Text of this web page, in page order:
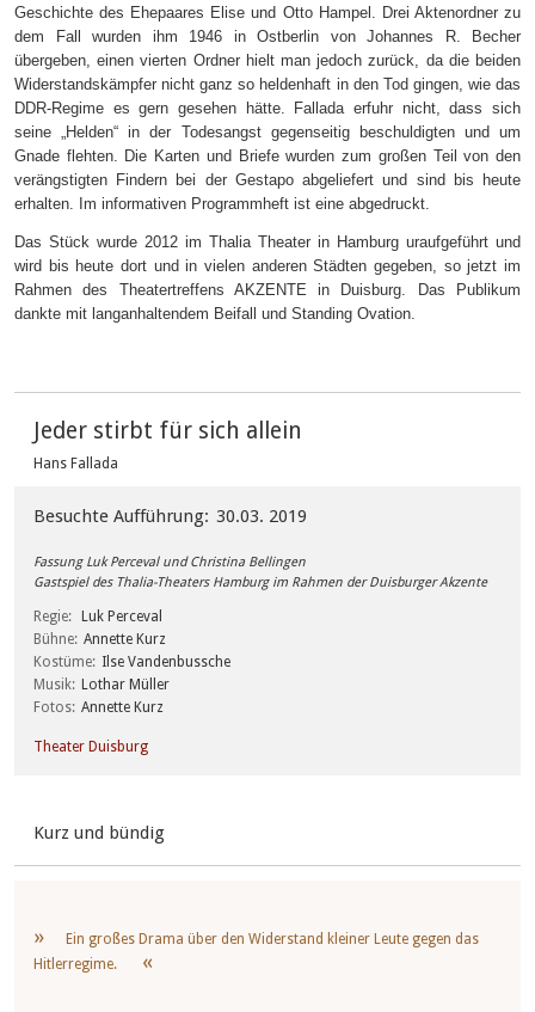
Geschichte des Ehepaares Elise und Otto Hampel. Drei Aktenordner zu
dem Fall wurden ihm 1946 in Ostberlin von Johannes R. Becher
übergeben, einen vierten Ordner hielt man jedoch zurück, da die beiden
Widerstandskämpfer nicht ganz so heldenhaft in den Tod gingen, wie das
DDR-Regime es gern gesehen hätte. Fallada erfuhr nicht, dass sich
seine „Helden“ in der Todesangst gegenseitig beschuldigten und um
Gnade flehten. Die Karten und Briefe wurden zum großen Teil von den
verängstigten Findern bei der Gestapo abgeliefert und sind bis heute
erhalten. Im informativen Programmheft ist eine abgedruckt.
Das Stück wurde 2012 im Thalia Theater in Hamburg uraufgeführt und
wird bis heute dort und in vielen anderen Städten gegeben, so jetzt im
Rahmen des Theatertreffens AKZENTE in Duisburg. Das Publikum
dankte mit langanhaltendem Beifall und Standing Ovation.
Jeder stirbt für sich allein
Hans Fallada
Besuchte Aufführung 30.03. 2019
Fassung Luk Perceval und Christina Bellingen
Gastspiel des Thalia-Theaters Hamburg im Rahmen der Duisburger Akzente
Regie
Luk Perceval
Bühne Annette Kurz
Kostüme
Ilse Vandenbussche
Musik Lothar Müller
Fotos Annette Kurz
Theater Duisburg
Kurz und bündig
Ein großes Drama über den Widerstand kleiner Leute gegen das
Hitlerregime.